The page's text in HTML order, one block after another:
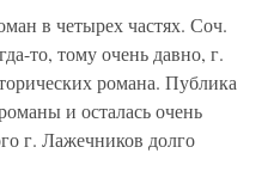
в четырех частях. Соч.
то, тому очень давно, г.
романа. Публика
и осталась очень
г. Лажечников долго